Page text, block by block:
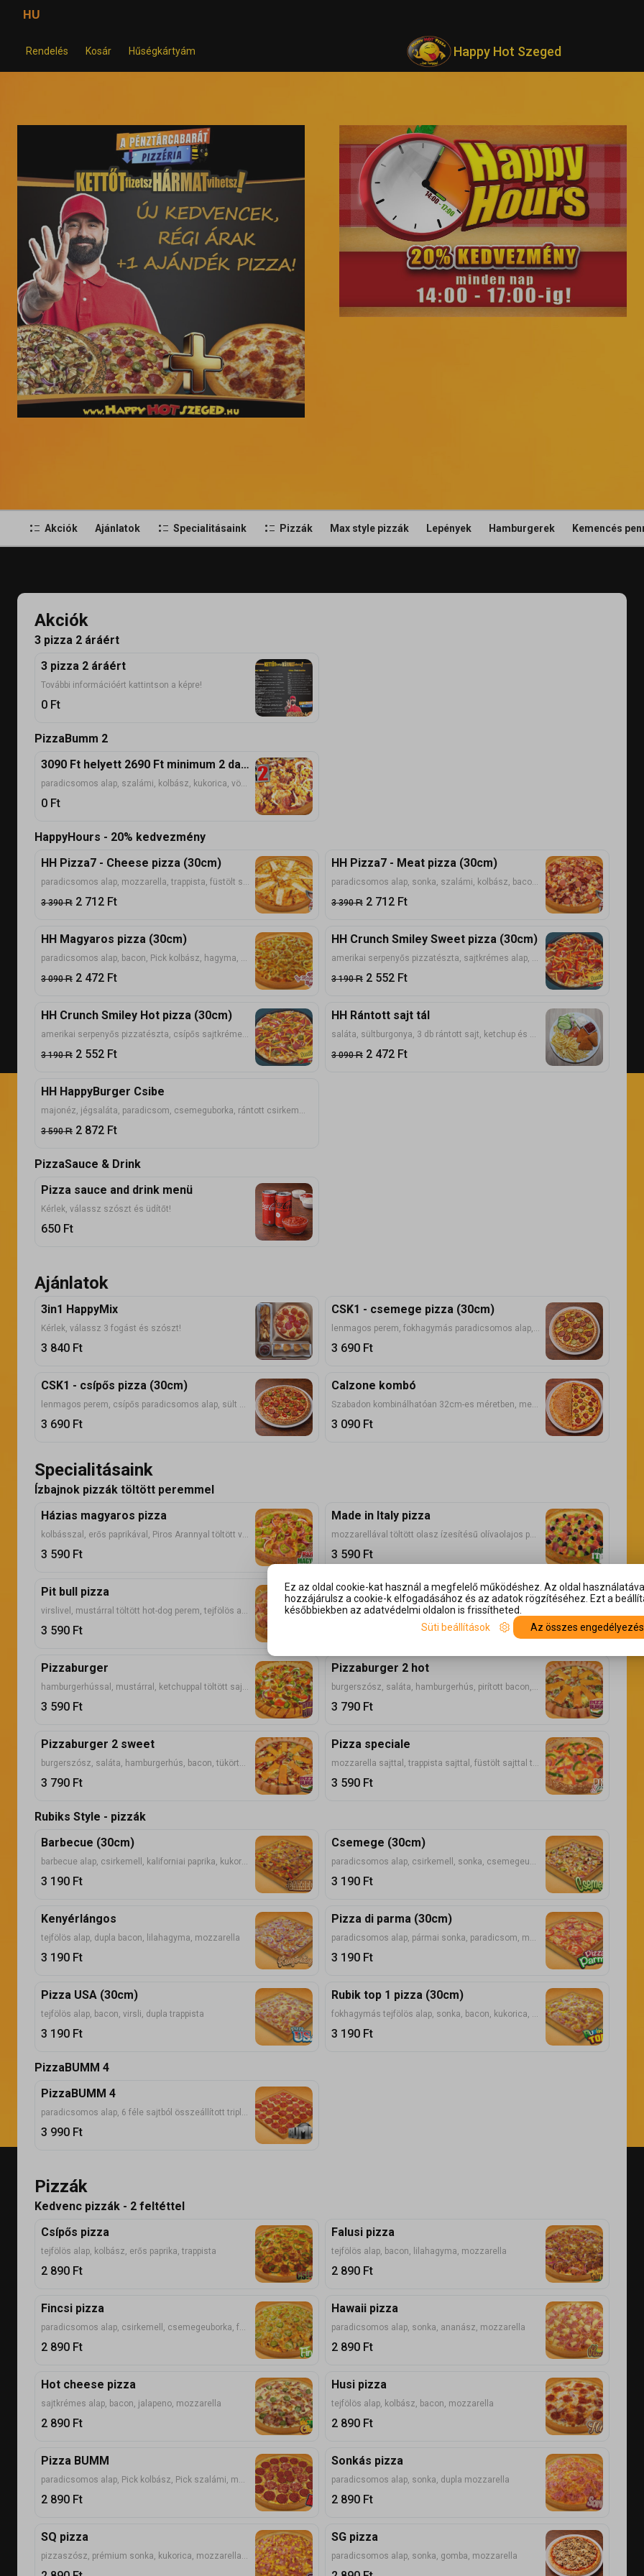
HU
Rendelés Kosár Hűségkártyám Happy Hot Szeged
Akciók Ajánlatok Specialitásaink Pizzák Max style pizzák Lepények Hamburgerek Kemencés
Akciók
3 pizza 2 áráért
3 pizza 2 áráért
További információért kattintson a képre!
0 Ft
PizzaBumm 2
3090 Ft helyett 2690 Ft minimum 2 darab pizza rendelése esetén!
paradicsomos alap, szalámi, kolbász, kukorica, vöröshagyma, mozzarella
0 Ft
HappyHours - 20% kedvezmény
HH Pizza7 - Cheese pizza (30cm)
paradicsomos alap, mozzarella, trappista, füstölt sajt, cheddar, márvány, camembert, pannónia, parmezán
3 390 Ft 2 712 Ft
HH Pizza7 - Meat pizza (30cm)
paradicsomos alap, sonka, szalámi, kolbász, bacon, tarja, csirkemell, virsli, mozzarella
3 390 Ft 2 712 Ft
HH Magyaros pizza (30cm)
paradicsomos alap, bacon, Pick kolbász, hagyma, paprika, mozzarella
3 090 Ft 2 472 Ft
HH Crunch Smiley Sweet pizza (30cm)
amerikai serpenyős pizzatészta, sajtkrémes alap, kolbász, szalámi, kaliforniai paprika, dupla prémium sajtkeverék, paprikás stix chips
3 190 Ft 2 552 Ft
HH Crunch Smiley Hot pizza (30cm)
amerikai serpenyős pizzatészta, csípős sajtkrémes alap, kolbász, szalámi, jalapeno, dupla prémium sajtkeverék, paprikás stix chips
3 190 Ft 2 552 Ft
HH Rántott sajt tál
saláta, sültburgonya, 3 db rántott sajt, ketchup és majonéz
3 090 Ft 2 472 Ft
HH HappyBurger Csibe
majonéz, jégsaláta, paradicsom, csemeguborka, rántott csirkemell, rántott hagymakarika, sajt
3 590 Ft 2 872 Ft
PizzaSauce & Drink
Pizza sauce and drink menü
Kérlek, válassz szószt és üdítőt!
650 Ft
Ajánlatok
3in1 HappyMix
Kérlek, válassz 3 fogást és szószt!
3 840 Ft
CSK1 - csemege pizza (30cm)
lenmagos perem, fokhagymás paradicsomos alap, sült hagyma, TV paprika, 3-féle sajt, csabai kolbász, csemegeuborka
3 690 Ft
CSK1 - csípős pizza (30cm)
lenmagos perem, csípős paradicsomos alap, sült hagyma, erős paprika, 3-féle sajt, csabai kolbász, jalapeno
3 690 Ft
Calzone kombó
Szabadon kombinálhatóan 32cm-es méretben, megtöltve, behajtva, felszeletelve a Calzone fele a pizzádnak szezámmaggal megszórva
3 090 Ft
Specialitásaink
Ízbajnok pizzák töltött peremmel
Házias magyaros pizza
kolbásszal, erős paprikával, Piros Arannyal töltött vegyesborsos perem, tejfölös alap, sonka, kolbász, lilahagyma, erős paprika, mozzarella
3 590 Ft
Made in Italy pizza
mozzarellával töltött olasz ízesítésű olívaolajos perem, paradicsomos alap, pármai sonka, paradicsom, pfefferóni, fekete olívabogyó, dupla mozzarella
3 590 Ft
Pit bull pizza
virslivel, mustárral töltött hot-dog perem, tejfölös alap, sonka, bacon, virsli, tripla mozzarella
3 590 Ft
Pizza BUMM 3
Pizzaburger
hamburgerhússal, mustárral, ketchuppal töltött sajtos perem, burgerszószos alap, saláta, lilahagyma, hamburgerhús, csemegeuborka, paradicsom, mozzarella
3 590 Ft
Pizzaburger 2 hot
burgerszósz, saláta, hamburgerhús, pirított bacon, tükörtojás szeletek, lilahagyma, jalapeno, lapkasajt, mozzarella, vörös cheddar sajttal töltött, sült cheddar sajtos perem
3 790 Ft
Pizzaburger 2 sweet
burgerszósz, saláta, hamburgerhús, bacon, tükörtojás szeletek, lilahagyma, csemegeuborka, lapkasajt, mozzarella, vörös cheddar sajttal töltött, sült cheddar sajtos perem
3 790 Ft
Pizza speciale
mozzarella sajttal, trappista sajttal, füstölt sajttal töltött perem, sajtkrémes alap, sonka, bacon, dupla mozzarella, dupla kaliforniai paprika
3 590 Ft
Rubiks Style - pizzák
Barbecue (30cm)
barbecue alap, csirkemell, kaliforniai paprika, kukorica, mozzarella
3 190 Ft
Csemege (30cm)
paradicsomos alap, csirkemell, sonka, csemegeuborka, mozzarella, füstölt sajt
3 190 Ft
Kenyérlángos
tejfölös alap, dupla bacon, lilahagyma, mozzarella
3 190 Ft
Pizza di parma (30cm)
paradicsomos alap, pármai sonka, paradicsom, mozzarella, parmezán
3 190 Ft
Pizza USA (30cm)
tejfölös alap, bacon, virsli, dupla trappista
3 190 Ft
Rubik top 1 pizza (30cm)
fokhagymás tejfölös alap, sonka, bacon, kukorica, mozzarella
3 190 Ft
PizzaBUMM 4
PizzaBUMM 4
paradicsomos alap, 6 féle sajtból összeállított tripla adag sajt, 6x6 szalámi, negyedenként választható plusz egy feltét
3 990 Ft
Pizzák
Kedvenc pizzák - 2 feltéttel
Csípős pizza
tejfölös alap, kolbász, erős paprika, trappista
2 890 Ft
Falusi pizza
tejfölös alap, bacon, lilahagyma, mozzarella
2 890 Ft
Fincsi pizza
paradicsomos alap, csirkemell, csemegeuborka, füstölt sajt
2 890 Ft
Hawaii pizza
paradicsomos alap, sonka, ananász, mozzarella
2 890 Ft
Hot cheese pizza
sajtkrémes alap, bacon, jalapeno, mozzarella
2 890 Ft
Husi pizza
tejfölös alap, kolbász, bacon, mozzarella
2 890 Ft
Pizza BUMM
paradicsomos alap, Pick kolbász, Pick szalámi, mozzarella
2 890 Ft
Sonkás pizza
paradicsomos alap, sonka, dupla mozzarella
2 890 Ft
SQ pizza
pizzaszósz, prémium sonka, kukorica, mozzarella sajt
SG pizza
paradicsomos alap, sonka, gomba, mozzarella
Ez az oldal cookie-kat használ a megfelelő működéshez. Az oldal
hozzájárulsz a cookie-k elfogadásához és az adatok rögzítéséhez. Ezt a
későbbiekben az adatvédelmi oldalon is frissítheted.
Süti beállítások
Az összes